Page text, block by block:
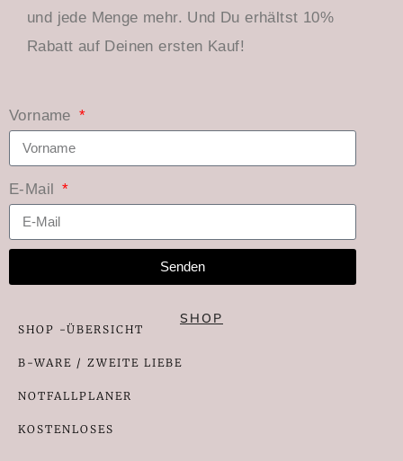
und jede Menge mehr. Und Du erhältst 10%
Rabatt auf Deinen ersten Kauf!
Vorname
E-Mail
Senden
SHOP
SHOP -ÜBERSICHT
B-WARE / ZWEITE LIEBE
NOTFALLPLANER
KOSTENLOSES